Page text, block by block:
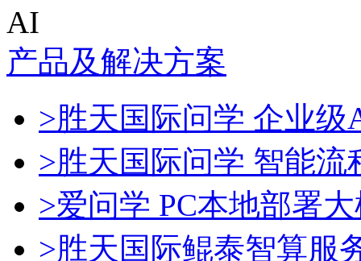
AI
产品及解决方案
>胜天国际问学 企业级
>胜天国际问学 智能流
>爱问学 PC本地部署
>胜天国际鲲泰智算服